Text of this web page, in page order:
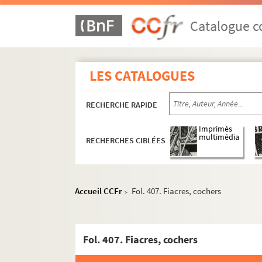
Catalogue
LES CATALOGUES
RECHERCHE RAPIDE
RECHERCHES CIBLÉES
Imprimés
multimédia
Accueil CCFr > Fol. 407. Fiacres, cochers
Fol. 407. Fiacres, cochers
Fol. 1. Origines municipales de Paris
Fol. 95. Inventaires de jetons